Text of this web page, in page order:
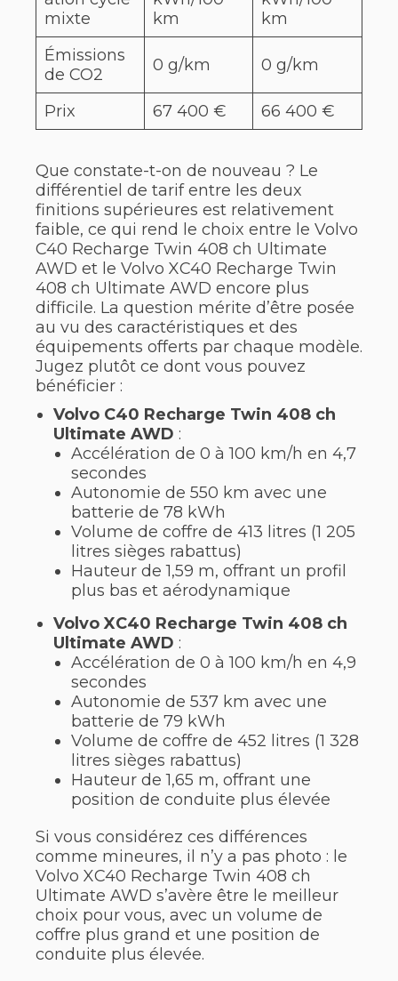
mixte
km
km
Émissions
de CO2
0 g/km 0 g/km
Prix 67 400 € 66 400 €
Que constate-t-on de nouveau ? Le
différentiel de tarif entre les deux
finitions supérieures est relativement
faible, ce qui rend le choix entre le Volvo
C40 Recharge Twin 408 ch Ultimate
AWD et le Volvo XC40 Recharge Twin
408 ch Ultimate AWD encore plus
difficile. La question mérite d’être posée
au vu des caractéristiques et des
équipements offerts par chaque modèle.
Jugez plutôt ce dont vous pouvez
bénéficier :
Volvo C40 Recharge Twin 408 ch
Ultimate AWD :
Accélération de 0 à 100 km/h en 4,7
secondes
Autonomie de 550 km avec une
batterie de 78 kWh
Volume de coffre de 413 litres (1 205
litres sièges rabattus)
Hauteur de 1,59 m, offrant un profil
plus bas et aérodynamique
Volvo XC40 Recharge Twin 408 ch
Ultimate AWD :
Accélération de 0 à 100 km/h en 4,9
secondes
Autonomie de 537 km avec une
batterie de 79 kWh
Volume de coffre de 452 litres (1 328
litres sièges rabattus)
Hauteur de 1,65 m, offrant une
position de conduite plus élevée
Si vous considérez ces différences
comme mineures, il n’y a pas photo : le
Volvo XC40 Recharge Twin 408 ch
Ultimate AWD s’avère être le meilleur
choix pour vous, avec un volume de
coffre plus grand et une position de
conduite plus élevée.